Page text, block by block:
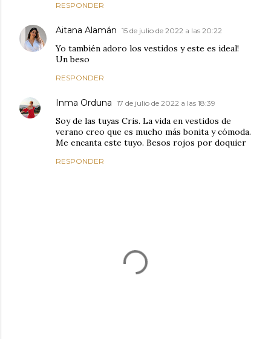
RESPONDER
Aitana Alamán 15 de julio de 2022 a las 20:22
Yo también adoro los vestidos y este es ideal!
Un beso
RESPONDER
Inma Orduna 17 de julio de 2022 a las 18:39
Soy de las tuyas Cris. La vida en vestidos de
verano creo que es mucho más bonita y cómoda.
Me encanta este tuyo. Besos rojos por doquier
RESPONDER